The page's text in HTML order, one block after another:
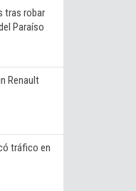
tras robar
Paraíso
Renault
tráfico en